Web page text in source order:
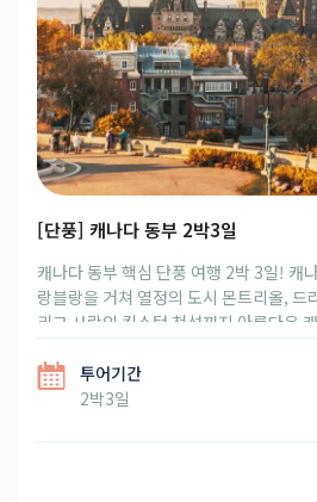
[단풍] 캐나다 동부 2박3일
캐나다 동부 핵심 단풍 여행 2박 3일! 캐
랑블랑을 거쳐 열정의 도시 몬트리올, 드
리고 사랑의 킹스턴 천섬까지 아름다운
투어기간
2박3일